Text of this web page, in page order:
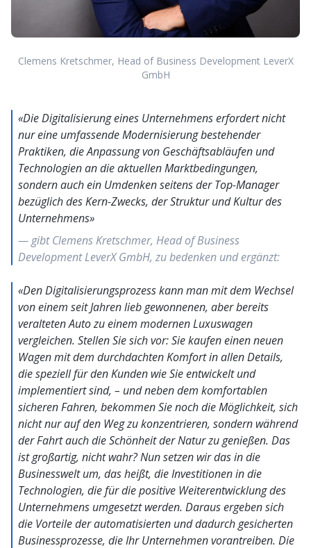
Clemens Kretschmer, Head of Business Development LeverX
GmbH
«Die Digitalisierung eines Unternehmens erfordert nicht
nur eine umfassende Modernisierung bestehender
Praktiken, die Anpassung von Geschäftsabläufen und
Technologien an die aktuellen Marktbedingungen,
sondern auch ein Umdenken seitens der Top-Manager
bezüglich des Kern-Zwecks, der Struktur und Kultur des
Unternehmens»
— gibt Clemens Kretschmer, Head of Business
Development LeverX GmbH, zu bedenken und ergänzt:
«Den Digitalisierungsprozess kann man mit dem Wechsel
von einem seit Jahren lieb gewonnenen, aber bereits
veralteten Auto zu einem modernen Luxuswagen
vergleichen. Stellen Sie sich vor: Sie kaufen einen neuen
Wagen mit dem durchdachten Komfort in allen Details,
die speziell für den Kunden wie Sie entwickelt und
implementiert sind, – und neben dem komfortablen
sicheren Fahren, bekommen Sie noch die Möglichkeit, sich
nicht nur auf den Weg zu konzentrieren, sondern während
der Fahrt auch die Schönheit der Natur zu genießen. Das
ist großartig, nicht wahr? Nun setzen wir das in die
Businesswelt um, das heißt, die Investitionen in die
Technologien, die für die positive Weiterentwicklung des
Unternehmens umgesetzt werden. Daraus ergeben sich
die Vorteile der automatisierten und dadurch gesicherten
Businessprozesse, die Ihr Unternehmen vorantreiben. Die